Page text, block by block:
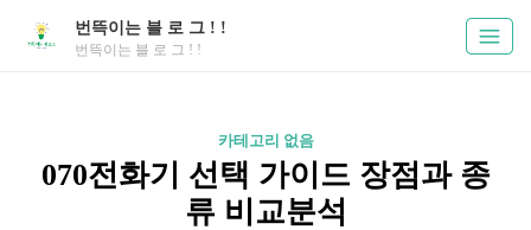
번뜩이는 블 로 그 ! !
번뜩이는 블 로 그 ! !
카테고리 없음
070전화기 선택 가이드 장점과 종
류 비교분석